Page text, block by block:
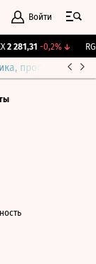
Войти
2 281,31 -0,2%↓
прогнозы